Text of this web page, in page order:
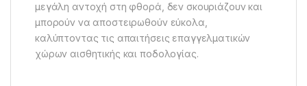
μεγάλη αντοχή στη φθορά, δεν σκουριάζουν και
μπορούν να αποστειρωθούν εύκολα,
καλύπτοντας τις απαιτήσεις επαγγελματικών
χώρων αισθητικής και ποδολογίας.